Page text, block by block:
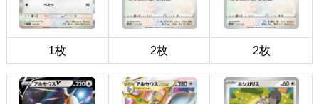
1枚 2枚 2枚